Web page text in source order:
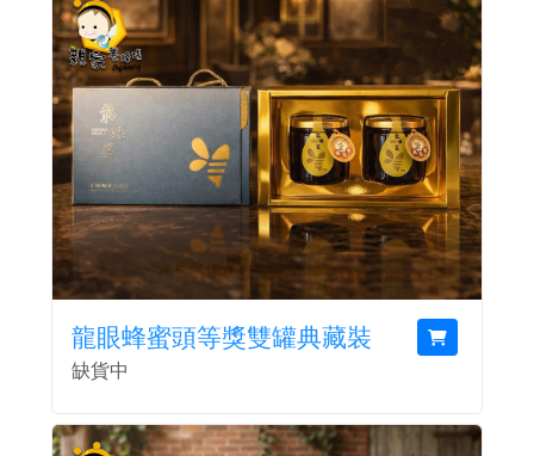
龍眼蜂蜜頭等獎雙罐典藏裝
缺貨中